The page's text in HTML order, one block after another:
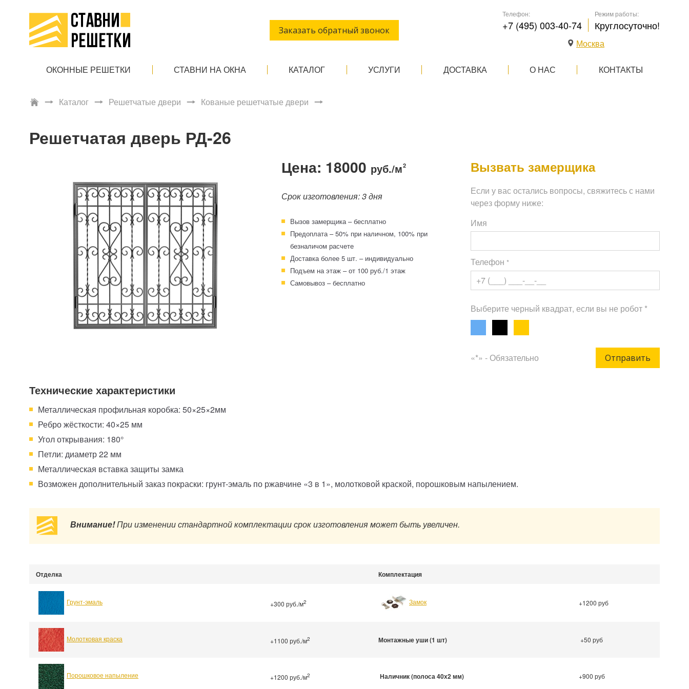
Заказать обратный звонок
Телефон:
+7 (495) 003-40-74
Режим работы:
Круглосуточно!
Москва
ОКОННЫЕ РЕШЕТКИ СТАВНИ НА ОКНА КАТАЛОГ УСЛУГИ ДОСТАВКА О НАС КОНТАКТЫ
Каталог Решетчатые двери Кованые решетчатые двери
Решетчатая дверь РД-26
Цена: 18000 руб./м2
Срок изготовления: 3 дня
Вызов замерщика – бесплатно
Предоплата – 50% при наличном, 100% при
безналичом расчете
Доставка более 5 шт. – индивидуально
Подъем на этаж – от 100 руб./1 этаж
Самовывоз – бесплатно
Вызвать замерщика
Если у вас остались вопросы, свяжитесь с нами
через форму ниже:
Имя
Телефон *
Выберите черный квадрат, если вы не робот *
«*» - Обязательно Отправить
Технические характеристики
Металлическая профильная коробка: 50×25×2мм
Ребро жёсткости: 40×25 мм
Угол открывания: 180°
Петли: диаметр 22 мм
Металлическая вставка защиты замка
Возможен дополнительный заказ покраски: грунт-эмаль по ржавчине «3 в 1», молотковой краской, порошковым напылением.
Внимание!При изменении стандартной комплектации срок изготовления может быть увеличен.
Отделка Комплектация
Грунт-эмаль +300 руб./м2 Замок +1200 руб
Молотковая краска +1100 руб./м2 Монтажные уши (1 шт) +50 руб
Порошковое напыление +1200 руб./м2 Наличник (полоса 40х2 мм) +900 руб